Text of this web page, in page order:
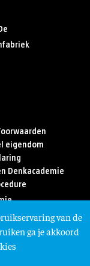
eigendom
Denkacademie
van de
ga je akkoord